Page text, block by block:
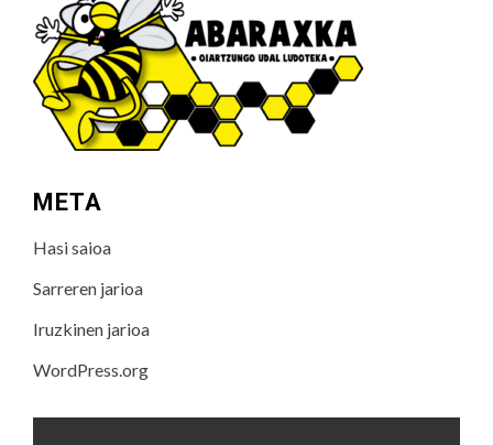
META
Hasi saioa
Sarreren jarioa
Iruzkinen jarioa
WordPress.org